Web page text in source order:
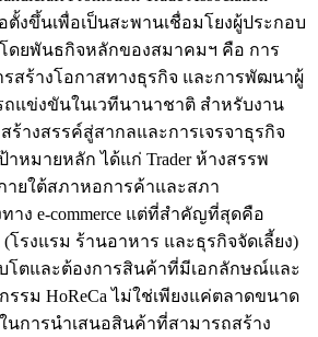
ตั้งขึ้นเพื่อเป็นสะพานเชื่อมโยงผู้ประกอบ
ดยพันธกิจหลักของสมาคมฯ คือ การ
สร้างโอกาสทางธุรกิจ และการพัฒนาผู้
แข่งขันในเวทีนานาชาติ สำหรับงาน
างสรรค์สู่สากลและการเจรจาธุรกิจ
หมายหลัก ได้แก่ Trader ห้างสรรพ
ยใต้สภาหอการค้าและสภา
าง e-commerce แต่ที่สำคัญที่สุดคือ
(โรงแรม ร้านอาหาร และธุรกิจจัดเลี้ยง)
โตและต้องการสินค้าที่มีเอกลักษณ์และ
รม HoReCa ไม่ใช่เพียงแค่ตลาดขนาด
นการนำเสนอสินค้าที่สามารถสร้าง